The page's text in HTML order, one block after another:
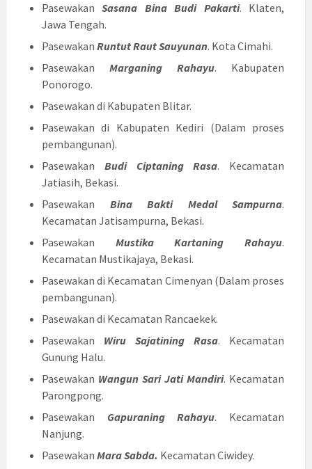
PasewakanSasana Bina Budi Pakarti. Klaten,
Jawa Tengah.
Pasewakan Runtut Raut Sauyunan. Kota Cimahi.
Pasewakan Marganing Rahayu. Kabupaten
Ponorogo.
Pasewakan di Kabupaten Blitar.
Pasewakan di Kabupaten Kediri (Dalam proses
pembangunan).
Pasewakan Budi Ciptaning Rasa. Kecamatan
Jatiasih, Bekasi.
Pasewakan Bina Bakti Medal Sampurna.
Kecamatan Jatisampurna, Bekasi.
Pasewakan Mustika Kartaning Rahayu.
Kecamatan Mustikajaya, Bekasi.
Pasewakan di Kecamatan Cimenyan (Dalam proses
pembangunan).
Pasewakan di Kecamatan Rancaekek.
Pasewakan Wiru Sajatining Rasa. Kecamatan
Gunung Halu.
Pasewakan Wangun Sari Jati Mandiri. Kecamatan
Parongpong.
Pasewakan Gapuraning Rahayu. Kecamatan
Nanjung.
Pasewakan Mara Sabda. Kecamatan Ciwidey.